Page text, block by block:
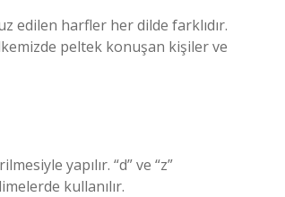
edilen harfler her dilde farklıdır.
peltek konuşan kişiler ve
yapılır. “d” ve “z”
kullanılır.